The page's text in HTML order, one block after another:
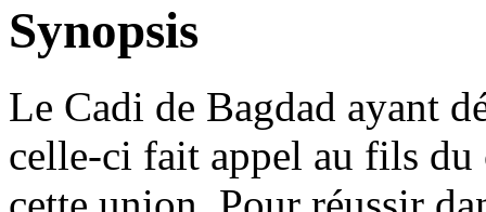
Synopsis
Le Cadi de Bagdad ayant
celle-ci fait appel au fils du